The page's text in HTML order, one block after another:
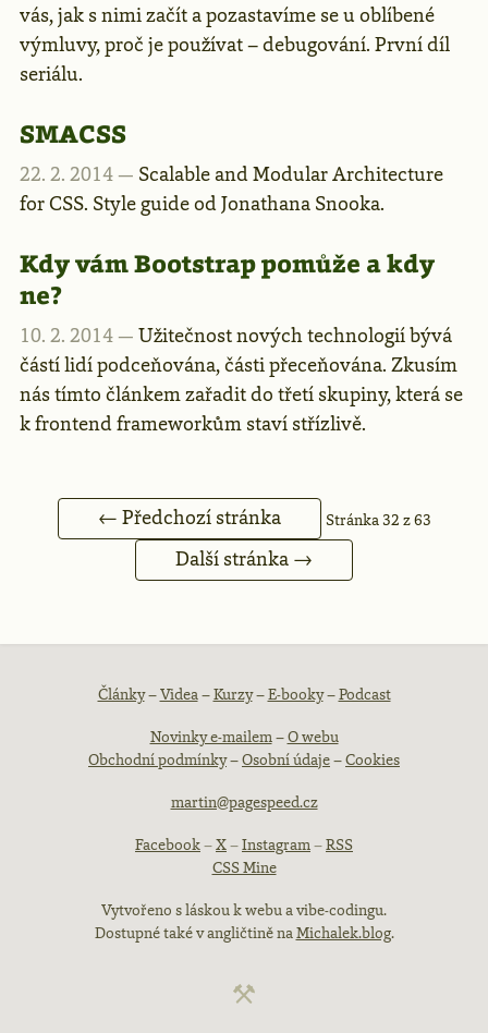
vás, jak s nimi začít a pozastavíme se u oblíbené
výmluvy, proč je používat – debugování. První díl
seriálu.
SMACSS
22. 2. 2014 — Scalable and Modular Architecture
for CSS. Style guide od Jonathana Snooka.
Kdy vám Bootstrap pomůže a kdy
ne?
10. 2. 2014 — Užitečnost nových technologií bývá
částí lidí podceňována, části přeceňována. Zkusím
nás tímto článkem zařadit do třetí skupiny, která se
k frontend frameworkům staví střízlivě.
← Předchozí stránka Stránka 32 z 63
Další stránka →
Patička
webu
Články–Videa–Kurzy–E-booky–Podcast
Novinky e-mailem–O webu
Obchodní podmínky–Osobní údaje–Cookies
martin@pagespeed.cz
Facebook–X–Instagram–RSS
CSS Mine
Vytvořeno s láskou k webu a vibe-codingu.
Dostupné také v angličtině naMichalek.blog.